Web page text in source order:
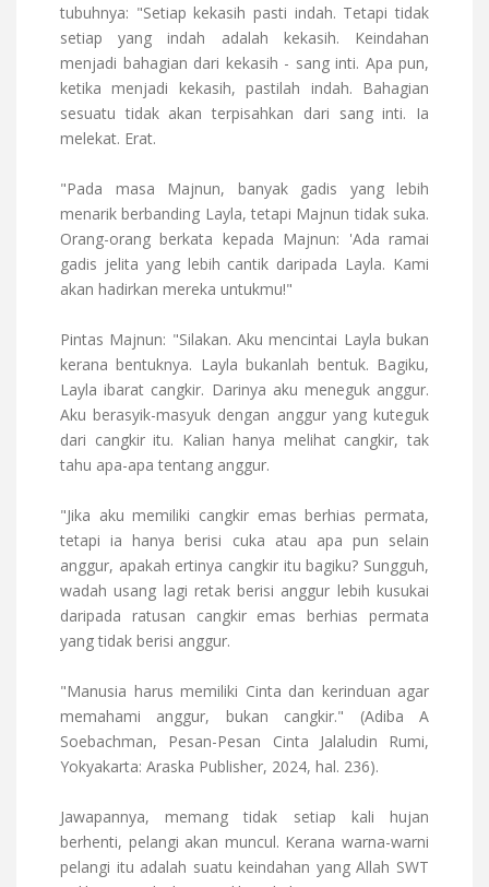
tubuhnya: "Setiap kekasih pasti indah. Tetapi tidak
setiap yang indah adalah kekasih. Keindahan
menjadi bahagian dari kekasih - sang inti. Apa pun,
ketika menjadi kekasih, pastilah indah. Bahagian
sesuatu tidak akan terpisahkan dari sang inti. Ia
melekat. Erat.
"Pada masa Majnun, banyak gadis yang lebih
menarik berbanding Layla, tetapi Majnun tidak suka.
Orang-orang berkata kepada Majnun: 'Ada ramai
gadis jelita yang lebih cantik daripada Layla. Kami
akan hadirkan mereka untukmu!"
Pintas Majnun: "Silakan. Aku mencintai Layla bukan
kerana bentuknya. Layla bukanlah bentuk. Bagiku,
Layla ibarat cangkir. Darinya aku meneguk anggur.
Aku berasyik-masyuk dengan anggur yang kuteguk
dari cangkir itu. Kalian hanya melihat cangkir, tak
tahu apa-apa tentang anggur.
"Jika aku memiliki cangkir emas berhias permata,
tetapi ia hanya berisi cuka atau apa pun selain
anggur, apakah ertinya cangkir itu bagiku? Sungguh,
wadah usang lagi retak berisi anggur lebih kusukai
daripada ratusan cangkir emas berhias permata
yang tidak berisi anggur.
"Manusia harus memiliki Cinta dan kerinduan agar
memahami anggur, bukan cangkir." (Adiba A
Soebachman, Pesan-Pesan Cinta Jalaludin Rumi,
Yokyakarta: Araska Publisher, 2024, hal. 236).
Jawapannya, memang tidak setiap kali hujan
berhenti, pelangi akan muncul. Kerana warna-warni
pelangi itu adalah suatu keindahan yang Allah SWT